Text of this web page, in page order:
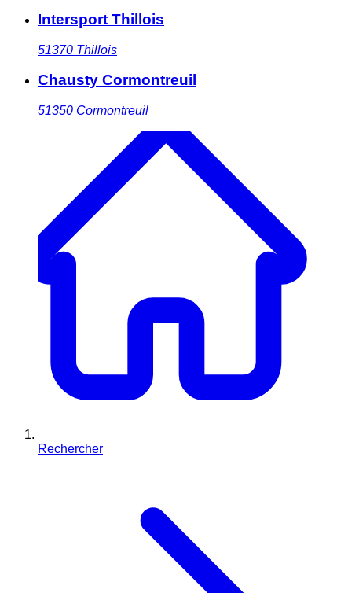
Intersport Thillois
51370 Thillois
Chausty Cormontreuil
51350 Cormontreuil
Rechercher